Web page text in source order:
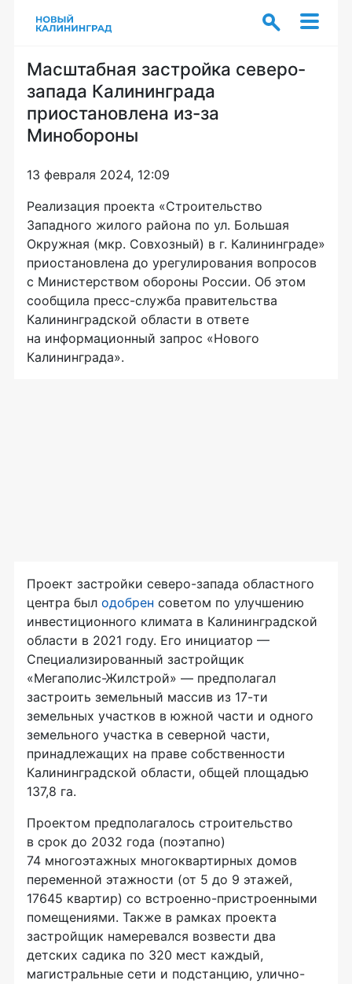
Масштабная застройка северо-
запада Калининграда
приостановлена из-за
Минобороны
13 февраля 2024, 12:09
Реализация проекта «Строительство
Западного жилого района по ул. Большая
Окружная (мкр. Совхозный) в г. Калининграде»
приостановлена до урегулирования вопросов
с Министерством обороны России. Об этом
сообщила пресс-служба правительства
Калининградской области в ответе
на информационный запрос «Нового
Калининграда».
Проект застройки северо-запада областного
центра был одобрен советом по улучшению
инвестиционного климата в Калининградской
области в 2021 году. Его инициатор —
Специализированный застройщик
«Мегаполис-Жилстрой» — предполагал
застроить земельный массив из 17-ти
земельных участков в южной части и одного
земельного участка в северной части,
принадлежащих на праве собственности
Калининградской области, общей площадью
137,8 га.
Проектом предполагалось строительство
в срок до 2032 года (поэтапно)
74 многоэтажных многоквартирных домов
переменной этажности (от 5 до 9 этажей,
17645 квартир) со встроенно-пристроенными
помещениями. Также в рамках проекта
застройщик намеревался возвести два
детских садика по 320 мест каждый,
магистральные сети и подстанцию, улично-